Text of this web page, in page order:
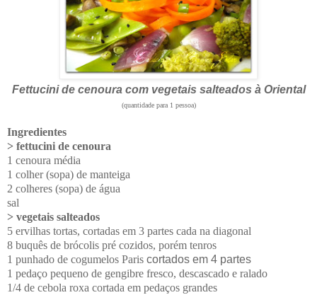
Fettucini de cenoura com vegetais salteados à Oriental
(quantidade para 1 pessoa)
Ingredientes
> fettucini de cenoura
1 cenoura média
1 colher (sopa) de manteiga
2 colheres (sopa) de água
sal
> vegetais salteados
5 ervilhas tortas, cortadas em 3 partes cada na diagonal
8 buquês de brócolis pré cozidos, porém tenros
1 punhado de cogumelos Paris cortados em 4 partes
1 pedaço pequeno de gengibre fresco, descascado e ralado
1/4 de cebola roxa cortada em pedaços grandes